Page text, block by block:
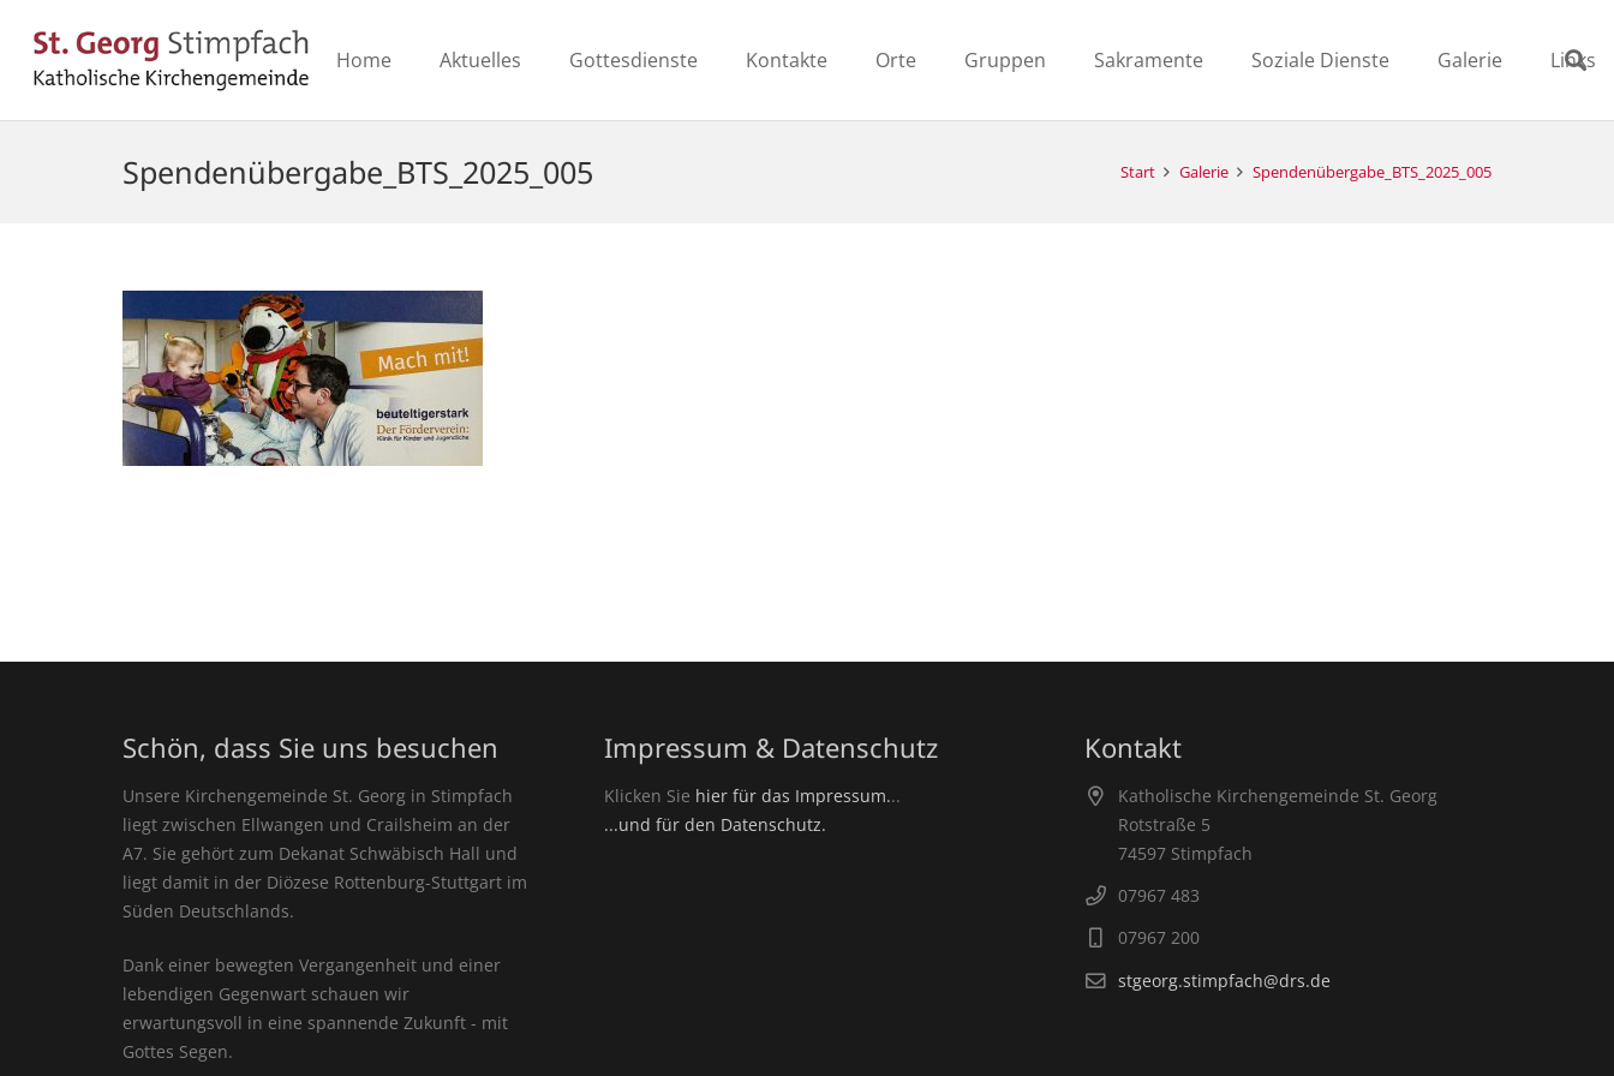
Home Aktuelles Gottesdienste Kontakte Orte Gruppen Sakramente Soziale Dienste Galerie Links
Spendenübergabe_BTS_2025_005 Start Galerie Spendenübergabe_BTS_2025_005
Schön, dass Sie uns besuchen
Unsere Kirchengemeinde St. Georg in Stimpfach
liegt zwischen Ellwangen und Crailsheim an der
A7. Sie gehört zum Dekanat Schwäbisch Hall und
liegt damit in der Diözese Rottenburg-Stuttgart im
Süden Deutschlands.
Dank einer bewegten Vergangenheit und einer
lebendigen Gegenwart schauen wir
erwartungsvoll in eine spannende Zukunft - mit
Gottes Segen.
Impressum & Datenschutz
Klicken Sie hier für das Impressum...
...und für den Datenschutz.
Kontakt
Katholische Kirchengemeinde St. Georg
Rotstraße 5
74597 Stimpfach
07967 483
07967 200
stgeorg.stimpfach@drs.de